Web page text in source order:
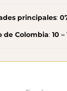
principales:
de Colombia: 10